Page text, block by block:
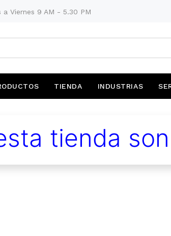
a Viernes 9 AM - 5.30 PM
TIENDA INDUSTRIAS
tienda